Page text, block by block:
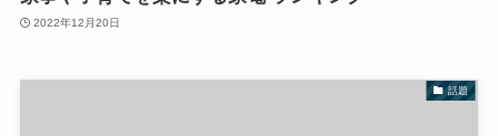
2022年12月20日
話題